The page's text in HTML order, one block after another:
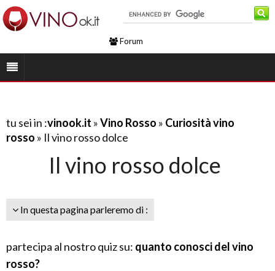
Forum
tu sei in :vinook.it »Vino Rosso » Curiosità vino
rosso » Il vino rosso dolce
Il vino rosso dolce
In questa pagina parleremo di :
partecipa al nostro quiz su: quanto conosci del vino
rosso?